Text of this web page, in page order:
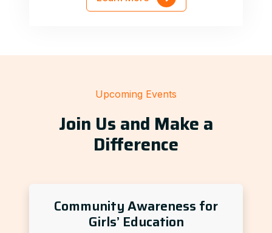
Upcoming Events
Join Us and Make a
Difference
Community Awareness for
Girls’ Education